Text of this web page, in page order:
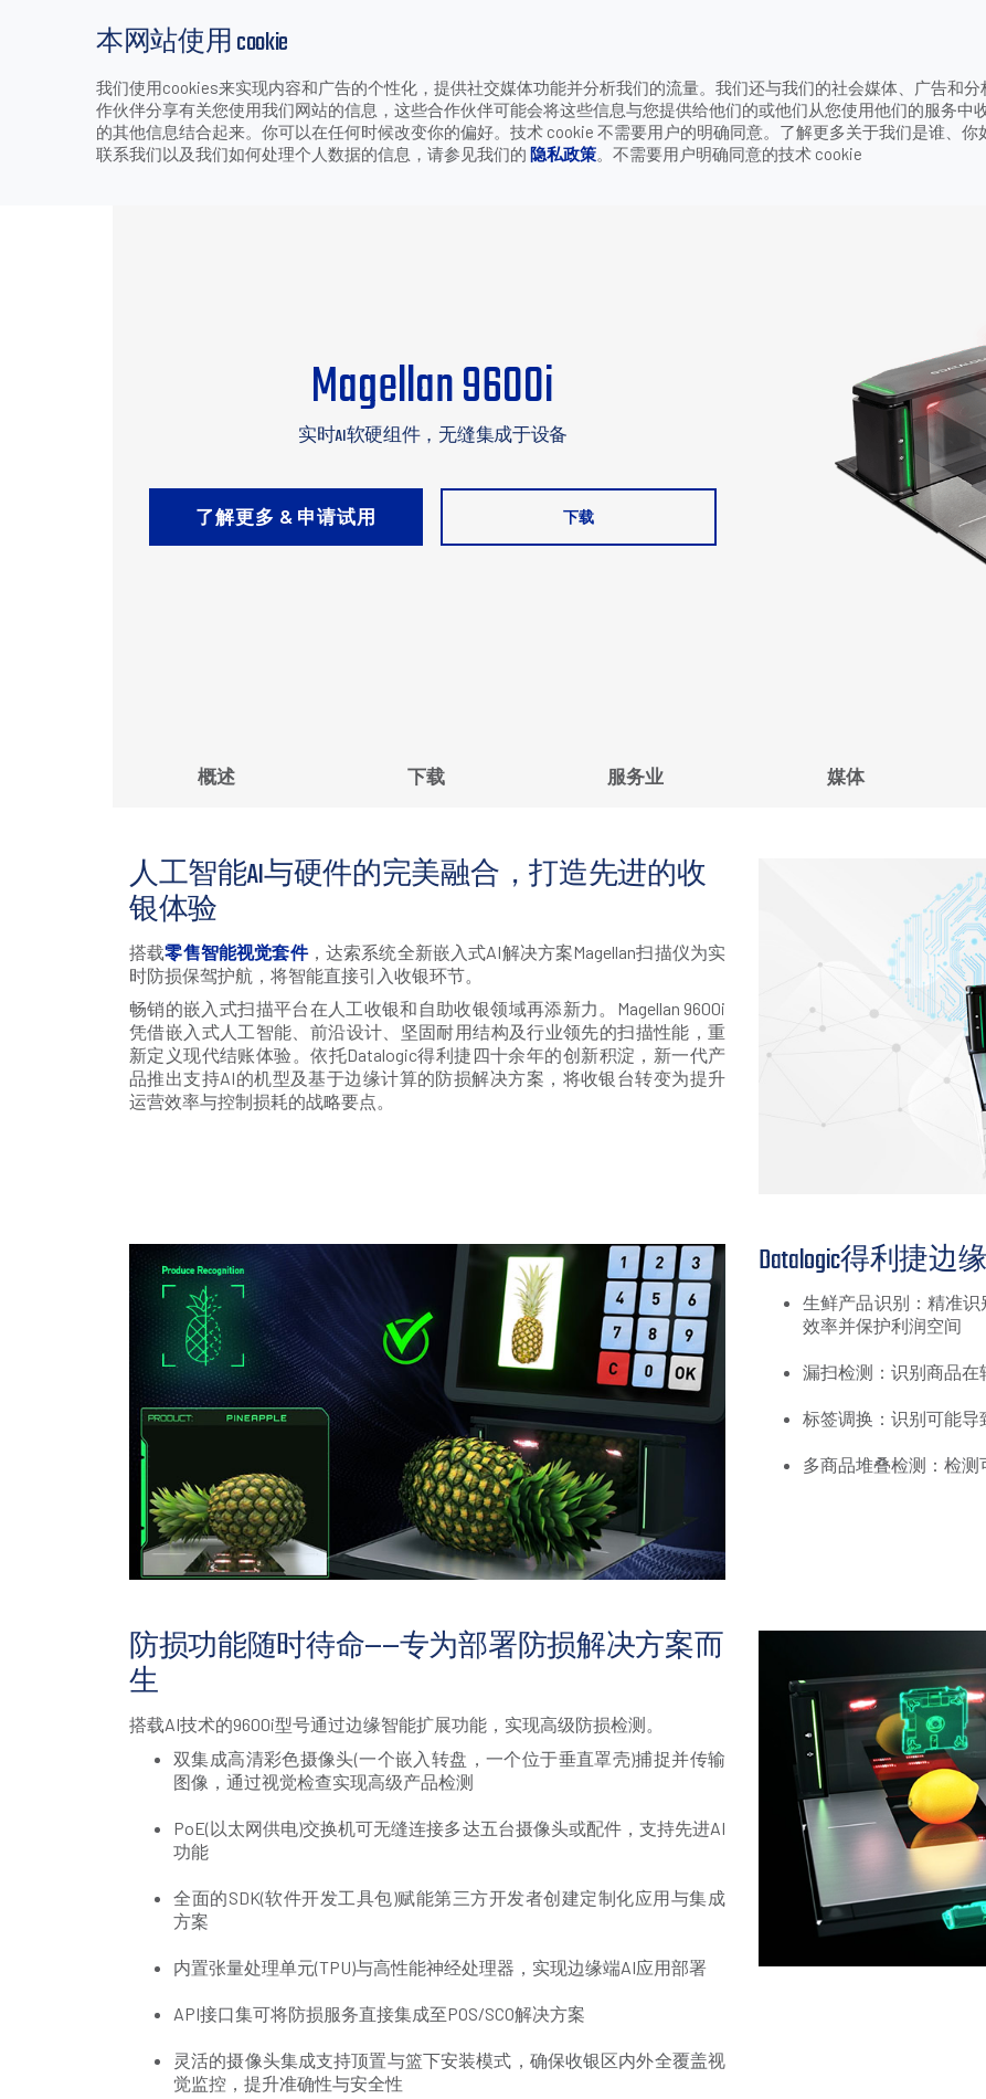
本网站使用 cookie
我们使用cookies来实现内容和广告的个性化，提供社交媒体功能并分析我们的流量。我们还与我们的社会媒体、广告和分
作伙伴分享有关您使用我们网站的信息，这些合作伙伴可能会将这些信息与您提供给他们的或他们从您使用他们的服务中
的其他信息结合起来。你可以在任何时候改变你的偏好。技术 cookie 不需要用户的明确同意。了解更多关于我们是谁、你
联系我们以及我们如何处理个人数据的信息，请参见我们的 隐私政策。不需要用户明确同意的技术 cookie
产品
行业和应用 下载 支持和服务 公司 联系我们
首页 >产品>固定式零售扫描器 >多窗影像式扫描平台/电子秤> MAGELLAN 9600I
Magellan 9600i
实时AI软硬组件，无缝集成于设备
了解更多 & 申请试用 下载
概述 下载 服务业 媒体
人工智能AI与硬件的完美融合，打造先进的收
银体验
搭载零售智能视觉套件，达索系统全新嵌入式AI解决方案Magellan扫描仪为实
时防损保驾护航，将智能直接引入收银环节。
畅销的嵌入式扫描平台在人工收银和自助收银领域再添新力。Magellan 9600i
凭借嵌入式人工智能、前沿设计、坚固耐用结构及行业领先的扫描性能，重
新定义现代结账体验。依托Datalogic得利捷四十余年的创新积淀，新一代产
品推出支持AI的机型及基于边缘计算的防损解决方案，将收银台转变为提升
运营效率与控制损耗的战略要点。
Datalogic得利捷
生鲜产品识别：精准
效率并保护利润空间
漏扫检测：识别商品
标签调换：识别可能
多商品堆叠检测：检
防损功能随时待命——专为部署防损解决方案而
生
搭载AI技术的9600i型号通过边缘智能扩展功能，实现高级防损检测。
双集成高清彩色摄像头(一个嵌入转盘，一个位于垂直罩壳)捕捉并传输
图像，通过视觉检查实现高级产品检测
PoE(以太网供电)交换机可无缝连接多达五台摄像头或配件，支持先进AI
功能
全面的SDK(软件开发工具包)赋能第三方开发者创建定制化应用与集成
方案
内置张量处理单元(TPU)与高性能神经处理器，实现边缘端AI应用部署
API接口集可将防损服务直接集成至POS/SCO解决方案
灵活的摄像头集成支持顶置与篮下安装模式，确保收银区内外全覆盖视
觉监控，提升准确性与安全性